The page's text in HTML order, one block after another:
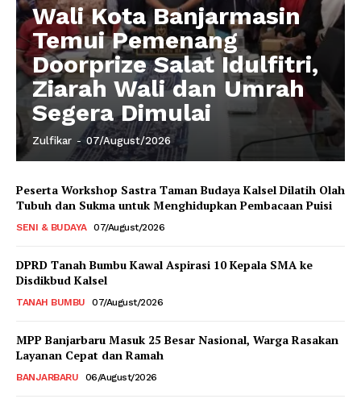
Wali Kota Banjarmasin
Temui Pemenang
Doorprize Salat Idulfitri,
Ziarah Wali dan Umrah
Segera Dimulai
Zulfikar - 07/August/2026
Peserta Workshop Sastra Taman Budaya Kalsel Dilatih Olah
Tubuh dan Sukma untuk Menghidupkan Pembacaan Puisi
SENI & BUDAYA 07/August/2026
DPRD Tanah Bumbu Kawal Aspirasi 10 Kepala SMA ke
Disdikbud Kalsel
TANAH BUMBU 07/August/2026
MPP Banjarbaru Masuk 25 Besar Nasional, Warga Rasakan
Layanan Cepat dan Ramah
BANJARBARU 06/August/2026